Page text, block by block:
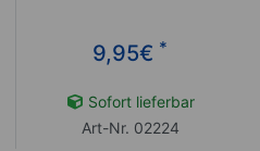
9,95€ *
Sofort lieferbar
Art-Nr. 02224